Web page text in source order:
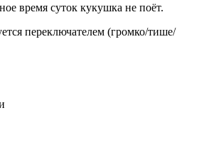
время суток кукушка не поёт.
переключателем (громко/тише/